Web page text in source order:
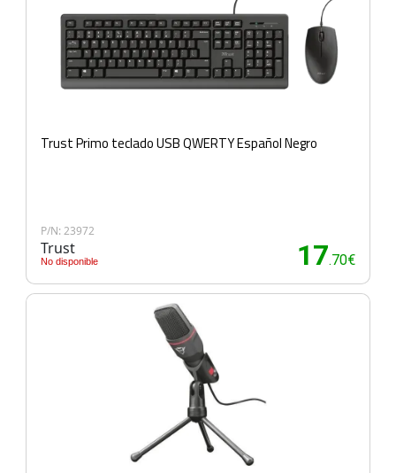
Trust Primo teclado USB QWERTY Español Negro
P/N: 23972
Trust
No disponible 17.70€